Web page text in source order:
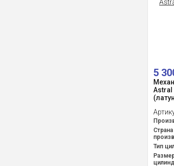
5
Astral
Страна
Тип